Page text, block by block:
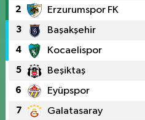
2 Erzurumspor FK
3 Başakşehir
4 Kocaelispor
5 Beşiktaş
6 Eyüpspor
7 Galatasaray